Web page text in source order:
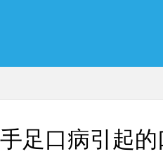
足口病引起